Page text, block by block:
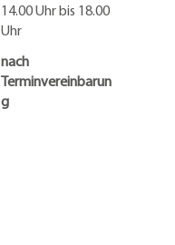
14.00 Uhr bis 18.00
Uhr
nach
Terminvereinbarun
g